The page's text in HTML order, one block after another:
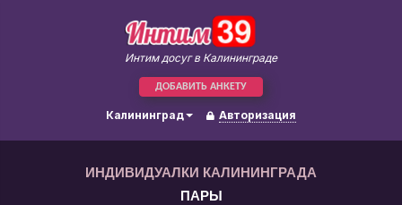
Интим досуг в Калининграде
ДОБАВИТЬ АНКЕТУ
Калининград Авторизация
ИНДИВИДУАЛКИ КАЛИНИНГРАДА
ПАРЫ